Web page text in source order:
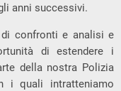
anni successivi.
confronti e analisi e
di estendere i
della nostra Polizia
i quali intratteniamo